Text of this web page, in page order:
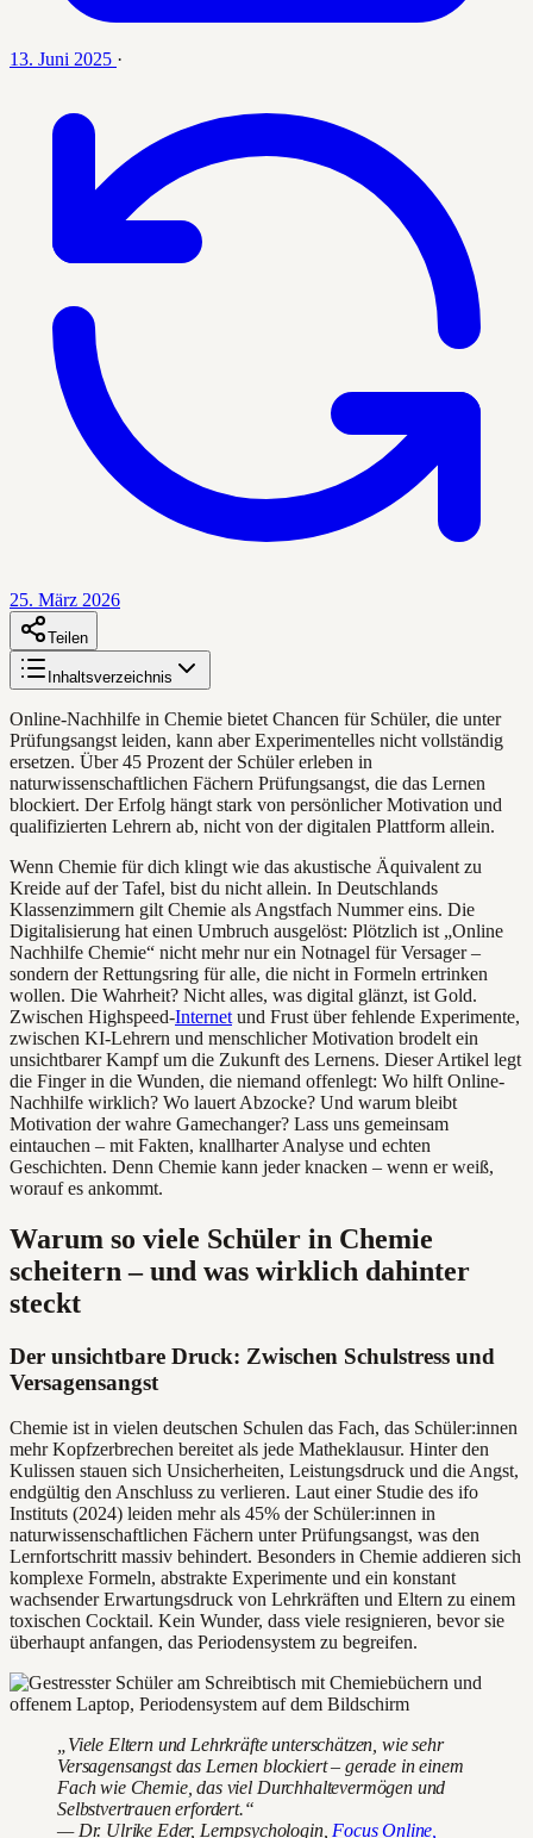
13. Juni 2025 ·
25. März 2026
Teilen
Inhaltsverzeichnis
Online-Nachhilfe in Chemie bietet Chancen für Schüler, die unter
Prüfungsangst leiden, kann aber Experimentelles nicht vollständig
ersetzen. Über 45 Prozent der Schüler erleben in
naturwissenschaftlichen Fächern Prüfungsangst, die das Lernen
blockiert. Der Erfolg hängt stark von persönlicher Motivation und
qualifizierten Lehrern ab, nicht von der digitalen Plattform allein.
Wenn Chemie für dich klingt wie das akustische Äquivalent zu
Kreide auf der Tafel, bist du nicht allein. In Deutschlands
Klassenzimmern gilt Chemie als Angstfach Nummer eins. Die
Digitalisierung hat einen Umbruch ausgelöst: Plötzlich ist „Online
Nachhilfe Chemie“ nicht mehr nur ein Notnagel für Versager –
sondern der Rettungsring für alle, die nicht in Formeln ertrinken
wollen. Die Wahrheit? Nicht alles, was digital glänzt, ist Gold.
Zwischen Highspeed-Internet und Frust über fehlende Experimente,
zwischen KI-Lehrern und menschlicher Motivation brodelt ein
unsichtbarer Kampf um die Zukunft des Lernens. Dieser Artikel legt
die Finger in die Wunden, die niemand offenlegt: Wo hilft Online-
Nachhilfe wirklich? Wo lauert Abzocke? Und warum bleibt
Motivation der wahre Gamechanger? Lass uns gemeinsam
eintauchen – mit Fakten, knallharter Analyse und echten
Geschichten. Denn Chemie kann jeder knacken – wenn er weiß,
worauf es ankommt.
Warum so viele Schüler in Chemie
scheitern – und was wirklich dahinter
steckt
Der unsichtbare Druck: Zwischen Schulstress und
Versagensangst
Chemie ist in vielen deutschen Schulen das Fach, das Schüler:innen
mehr Kopfzerbrechen bereitet als jede Matheklausur. Hinter den
Kulissen stauen sich Unsicherheiten, Leistungsdruck und die Angst,
endgültig den Anschluss zu verlieren. Laut einer Studie des ifo
Instituts (2024) leiden mehr als 45% der Schüler:innen in
naturwissenschaftlichen Fächern unter Prüfungsangst, was den
Lernfortschritt massiv behindert. Besonders in Chemie addieren sich
komplexe Formeln, abstrakte Experimente und ein konstant
wachsender Erwartungsdruck von Lehrkräften und Eltern zu einem
toxischen Cocktail. Kein Wunder, dass viele resignieren, bevor sie
überhaupt anfangen, das Periodensystem zu begreifen.
„Viele Eltern und Lehrkräfte unterschätzen, wie sehr
Versagensangst das Lernen blockiert – gerade in einem
Fach wie Chemie, das viel Durchhaltevermögen und
Selbstvertrauen erfordert.“
— Dr. Ulrike Eder, Lernpsychologin, Focus Online,